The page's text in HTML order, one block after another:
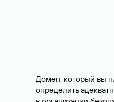
Домен, который вы
определить